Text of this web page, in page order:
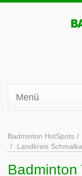
Menü
Badminton HotSpots
Landkreis
Badminton